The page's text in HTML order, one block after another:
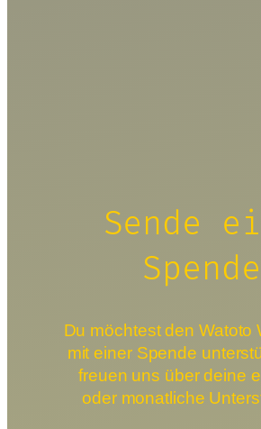
Sende
Spende
Du möchtest den Watoto
mit einer Spende
freuen uns über deine
oder monatliche